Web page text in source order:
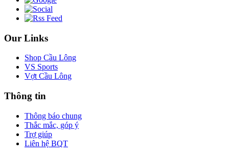
Our Links
Shop Cầu Lông
VS Sports
Vợt Cầu Lông
Thông tin
Thông báo chung
Thắc mắc, góp ý
Trợ giúp
Liên hệ BQT